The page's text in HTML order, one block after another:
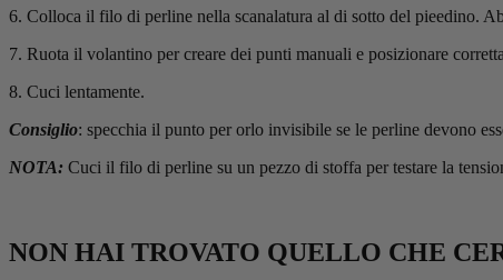
6. Colloca il filo di perline nella scanalatura al di sotto del pieedino.
7. Ruota il volantino per creare dei punti manuali e posizionare
8. Cuci lentamente.
Consiglio: specchia il punto per orlo invisibile se le perline devono
NOTA: Cuci il filo di perline su un pezzo di stoffa per testare la
NON HAI TROVATO QUELLO CHE